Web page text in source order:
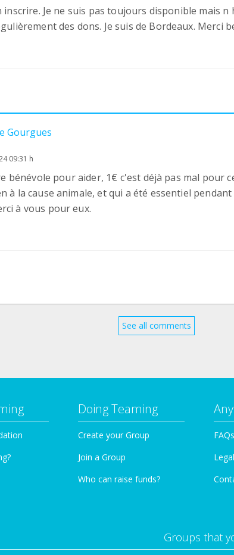
inscrire. Je ne suis pas toujours disponible mais n
des dons. Je suis de Bordeaux. Merci
Gourgues
09:31 h
bénévole pour aider, 1€ c'est déjà pas mal pour
à la cause animale, et qui a été essentiel pendant
à vous pour eux.
See all comments
Doing Teaming
Create your Group
Join a Group
Who can raise funds?
FAQs
Groups that